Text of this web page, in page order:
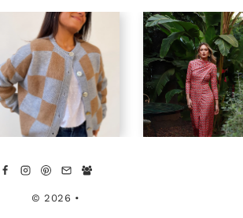
© 2026 •